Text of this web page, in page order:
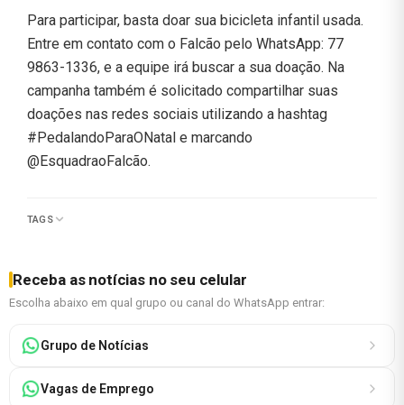
Para participar, basta doar sua bicicleta infantil usada.
Entre em contato com o Falcão pelo WhatsApp: 77
9863-1336, e a equipe irá buscar a sua doação. Na
campanha também é solicitado compartilhar suas
doações nas redes sociais utilizando a hashtag
#PedalandoParaONatal e marcando
@EsquadraoFalcão.
TAGS
Receba as notícias no seu celular
Escolha abaixo em qual grupo ou canal do WhatsApp entrar:
Grupo de Notícias
Vagas de Emprego